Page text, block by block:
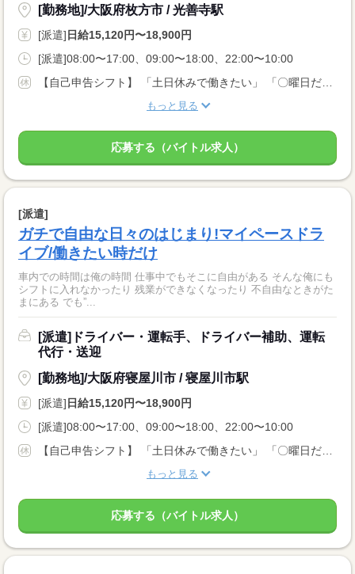
[勤務地]/大阪府枚方市 / 光善寺駅
[派遣] 日給15,120円〜18,900円
[派遣]08:00〜17:00、09:00〜18:00、22:00〜10:00
もっと見る
応募する（バイトル求人）
[派遣]
ガチで自由な日々のはじまり!マイペースドラ
イブ/働きたい時だけ
車内での時間は俺の時間 仕事中でもそこに自由がある そんな俺にも
シフトに入れなかったり 残業ができなくなったり 不自由なときがた
まにある でも”...
[派遣]ドライバー・運転手、ドライバー補助、運転
代行・送迎
[勤務地]/大阪府寝屋川市 / 寝屋川市駅
[派遣] 日給15,120円〜18,900円
[派遣]08:00〜17:00、09:00〜18:00、22:00〜10:00
もっと見る
応募する（バイトル求人）